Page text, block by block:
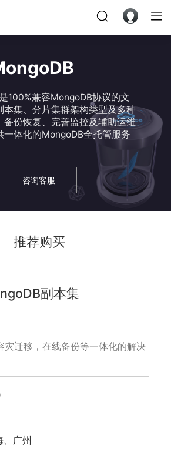
100%兼容MongoDB协议的文
本集、分片集群架构类型及多种
备份恢复、完善监控及辅助运维
一体化的MongoDB全托管服务
咨询客服
推荐购买
副本集
灾迁移，在线备份等一体化的解决
、广州